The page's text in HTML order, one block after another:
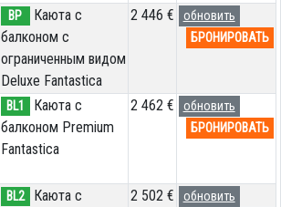
BP
Каюта с
балконом c
ограниченным видом
Deluxe Fantastica
2 446 €
обновить
БРОНИРОВАТЬ
BL1
Каюта с
балконом Premium
Fantastica
2 462 €
обновить
БРОНИРОВАТЬ
BL2
Каюта с
2 502 €
обновить